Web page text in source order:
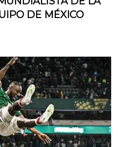
DE MÉXICO